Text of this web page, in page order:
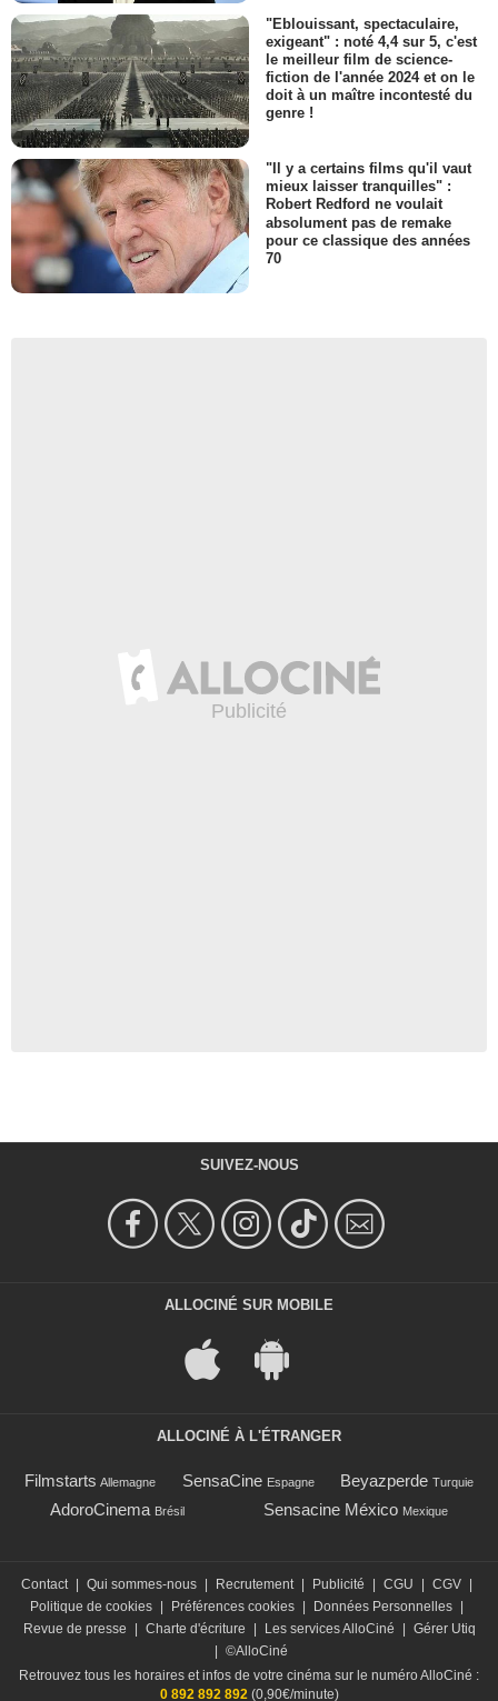
"Eblouissant, spectaculaire,
exigeant" : noté 4,4 sur 5, c'est
le meilleur film de science-
fiction de l'année 2024 et on le
doit à un maître incontesté du
genre !
"Il y a certains films qu'il vaut
mieux laisser tranquilles" :
Robert Redford ne voulait
absolument pas de remake
pour ce classique des années
70
SUIVEZ-NOUS
ALLOCINÉ SUR MOBILE
ALLOCINÉ À L'ÉTRANGER
Filmstarts Allemagne SensaCine Espagne Beyazperde Turquie
AdoroCinema Brésil Sensacine México Mexique
Contact | Qui sommes-nous | Recrutement | Publicité | CGU | CGV |
Politique de cookies | Préférences cookies | Données Personnelles |
Revue de presse
| Charte d'écriture | Les services AlloCiné | Gérer Utiq
| ©AlloCiné
Retrouvez tous les horaires et infos de votre cinéma sur le numéro AlloCiné :
0 892 892 892 (0,90€/minute)